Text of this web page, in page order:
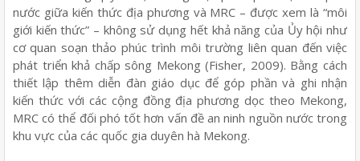
nước giữa kiến thức địa phương và MRC – được xem là “môi
giới kiến thức” – không sử dụng hết khả năng của Ủy hội như
cơ quan soạn thảo phúc trình môi trường liên quan đến việc
phát triển khả chấp sông Mekong (Fisher, 2009). Bằng cách
thiết lập thêm diễn đàn giáo dục để góp phần và ghi nhận
kiến thức với các cộng đồng địa phương dọc theo Mekong,
MRC có thể đối phó tốt hơn vấn đề an ninh nguồn nước trong
khu vực của các quốc gia duyên hà Mekong.